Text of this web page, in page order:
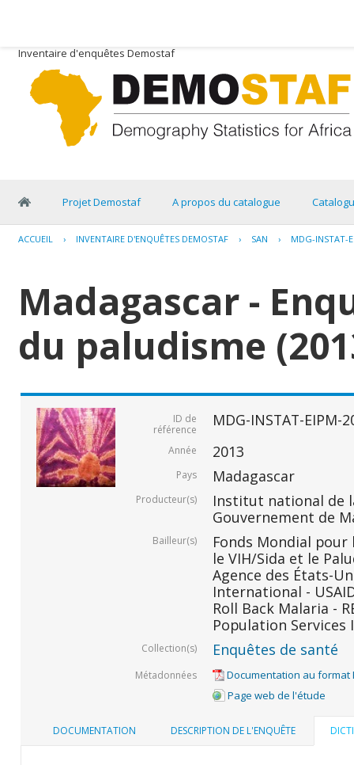
Inventaire d'enquêtes Demostaf
Projet Demostaf A propos du catalogue
ACCUEIL › INVENTAIRE D'ENQUÊTES DEMOSTAF › SAN › MDG-INSTAT-
Madagascar -
du paludisme
ID de
référence
MDG-INSTAT-EIPM-
Année 2013
Pays Madagascar
Producteur(s)
Institut national de
Gouvernement de
Bailleur(s)
Fonds Mondial
le VIH/Sida et le
Agence des États-
International -
Roll Back Malaria -
Population Services
Collection(s) Enquêtes de santé
Métadonnées
Documentation au format
Page web de l'étude
DOCUMENTATION DESCRIPTION DE L'ENQUÊTE